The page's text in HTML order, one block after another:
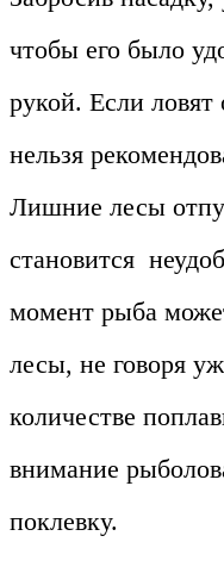
чтобы его было
рукой. Если
нельзя
Лишние лесы
становится
момент рыба
лесы, не говоря
количестве
внимание
поклевку.